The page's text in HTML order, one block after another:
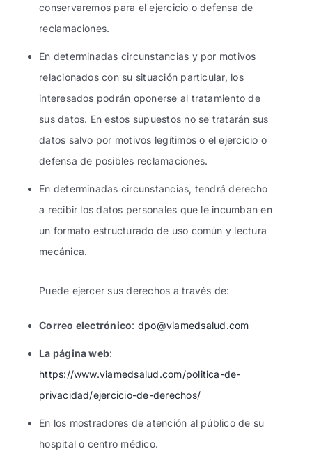
conservaremos para el ejercicio o defensa de
reclamaciones.
En determinadas circunstancias y por motivos
relacionados con su situación particular, los
interesados podrán oponerse al tratamiento de
sus datos. En estos supuestos no se tratarán sus
datos salvo por motivos legítimos o el ejercicio o
defensa de posibles reclamaciones.
En determinadas circunstancias, tendrá derecho
a recibir los datos personales que le incumban en
un formato estructurado de uso común y lectura
mecánica.
Puede ejercer sus derechos a través de:
Correo electrónico: dpo@viamedsalud.com
La página web:
https://www.viamedsalud.com/politica-de-
privacidad/ejercicio-de-derechos/
En los mostradores de atención al público de su
hospital o centro médico.